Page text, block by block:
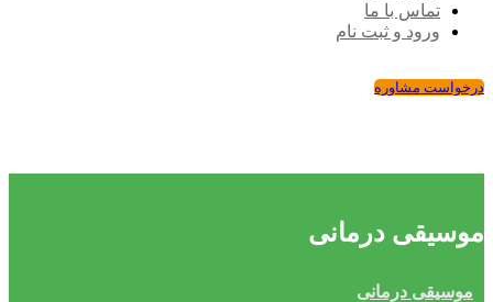
تماس با ما
ورود و ثبت نام
درخواست مشاوره
موسیقی درمانی
موسیقی درمانی